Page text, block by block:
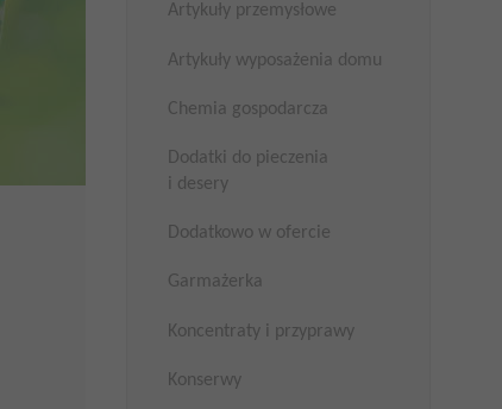
Artykuły przemysłowe
Artykuły wyposażenia domu
Chemia gospodarcza
Dodatki do pieczenia
i desery
Dodatkowo w ofercie
Garmażerka
Koncentraty i przyprawy
Konserwy